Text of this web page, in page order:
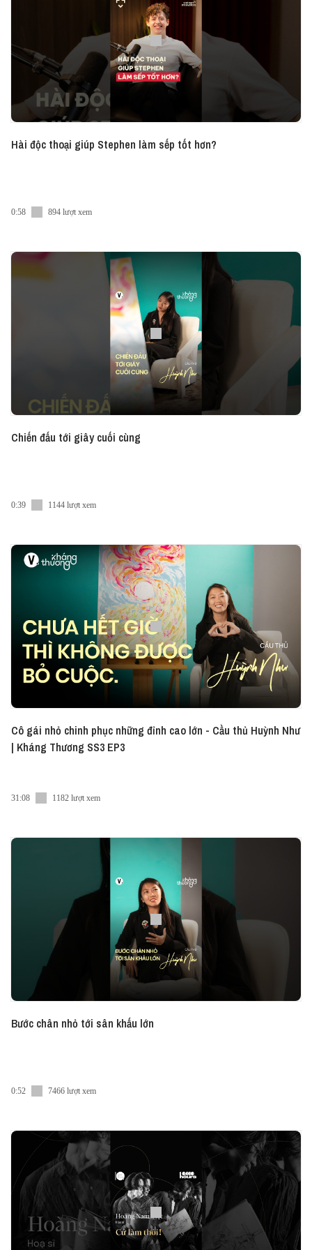
Spotify và Apple Podcast.
Hài độc thoại giúp Stephen làm sếp tốt hơn?
0:58 894 lượt xem
Chiến đấu tới giây cuối cùng
0:39 1144 lượt xem
Cô gái nhỏ chinh phục những đỉnh cao lớn - Cầu thủ Huỳnh Như
| Kháng Thương SS3 EP3
31:08 1182 lượt xem
Bước chân nhỏ tới sân khấu lớn
0:52 7466 lượt xem